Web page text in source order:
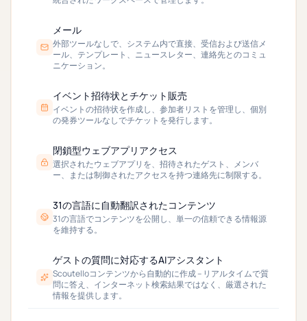
メール
外部ツールなしで、システム内で直接、受信および送信メ
ール、テンプレート、ニュースレター、連絡先とのコミュ
ニケーション。
イベント招待状とチケット販売
イベントの招待状を作成し、参加者リストを管理し、個別
の発券ツールなしでチケットを発行します。
閉鎖型ウェブアプリアクセス
選択されたウェブアプリを、招待されたゲスト、メンバ
ー、または制御されたアクセスを持つ連絡先に制限する。
31の言語に自動翻訳されたコンテンツ
31の言語でコンテンツを公開し、単一の信頼できる情報源
を維持する。
ゲストの質問に対応するAIアシスタント
Scoutelloコンテンツから自動的に作成 – リアルタイムで質
問に答え、インターネット検索結果ではなく、厳選された
情報を提供します。